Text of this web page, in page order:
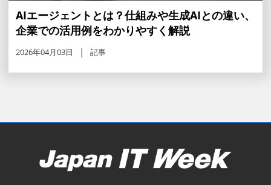
AIエージェントとは？仕組みや生成AIとの違い、
企業での活用例をわかりやすく解説
2026年04月03日 記事